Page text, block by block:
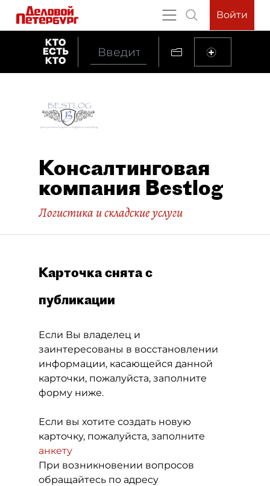
Войти
Консалтинговая
компания Bestlog
Логистика и складские услуги
Карточка снята с
публикации
Если Вы владелец и
заинтересованы в восстановлении
информации, касающейся данной
карточки, пожалуйста, заполните
форму ниже.
Если вы хотите создать новую
карточку, пожалуйста, заполните
анкету
При возникновении вопросов
обращайтесь по адресу